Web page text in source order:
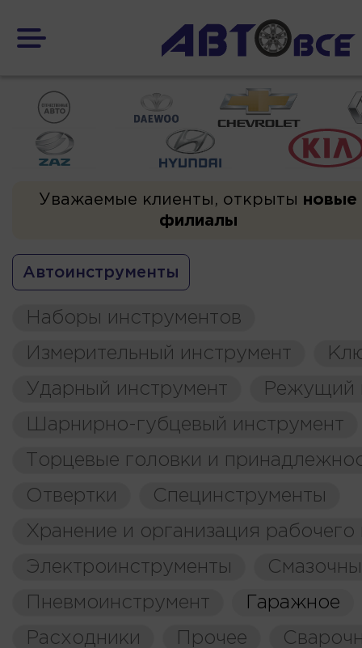
Уважаемые клиенты, открыты новые
филиалы
Автоинструменты
Наборы инструментов
Измерительный инструмент
Ударный инструмент
Режущий
Шарнирно-губцевый инструмент
Торцевые головки и
Отвертки
Специнструменты
Хранение и организация рабочего
Электроинструменты
Пневмоинструмент
Гаражное
Расходники
Прочее